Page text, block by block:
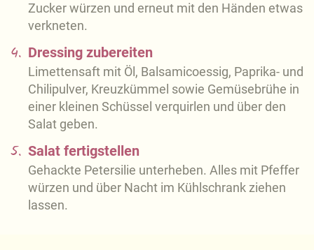
Zucker würzen und erneut mit den Händen etwas
verkneten.
4. Dressing zubereiten
Limettensaft mit Öl, Balsamicoessig, Paprika- und
Chilipulver, Kreuzkümmel sowie Gemüsebrühe in
einer kleinen Schüssel verquirlen und über den
Salat geben.
5. Salat fertigstellen
Gehackte Petersilie unterheben. Alles mit Pfeffer
würzen und über Nacht im Kühlschrank ziehen
lassen.